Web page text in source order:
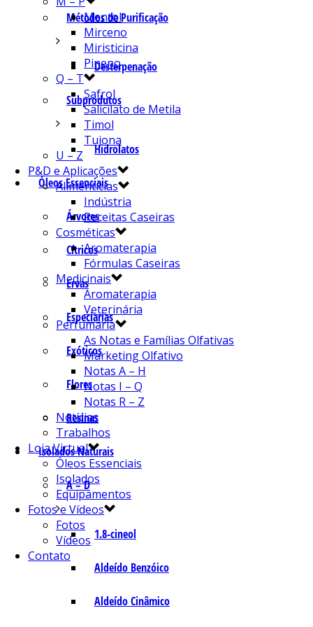
Métodos de Purificação
Desterpenação
Subprodutos
Hidrolatos
Óleos Essenciais
Árvores
Cítricos
Ervas
Especiarias
Exóticos
Flores
Resinas
Isolados Naturais
A – D
1.8-cineol
Aldeído Benzóico
Aldeído Cinâmico
Mentol
Mirceno
Miristicina
Pineno
Q – T
Safrol
Salicilato de Metila
Timol
Tujona
U – Z
P&D e Aplicações
Alimentícias
Indústria
Receitas Caseiras
Cosméticas
Aromaterapia
Fórmulas Caseiras
Medicinais
Aromaterapia
Veterinária
Perfumaria
As Notas e Famílias Olfativas
Marketing Olfativo
Notas A – H
Notas I – Q
Notas R – Z
Notícias
Trabalhos
Loja Virtual
Óleos Essenciais
Isolados
Equipamentos
Fotos e Vídeos
Fotos
Vídeos
Contato